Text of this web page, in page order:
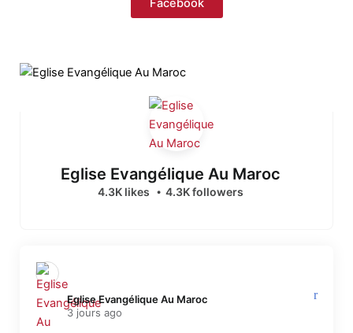
Eglise Evangélique Au Maroc
4.3K likes 4.3K followers
Eglise Evangélique Au Maroc️
3 jours ago